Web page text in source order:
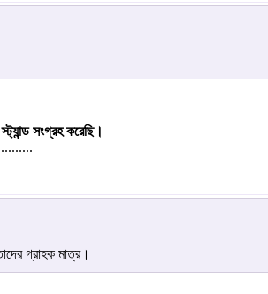
সংগ্রহ করেছি।
গ্রাহক মাত্র।